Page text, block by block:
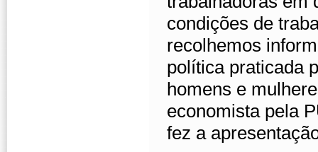
condições de
recolhemos
política praticada
homens e
economista pela
fez a